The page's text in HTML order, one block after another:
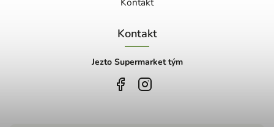
Kontakt
Jezto Supermarket tým